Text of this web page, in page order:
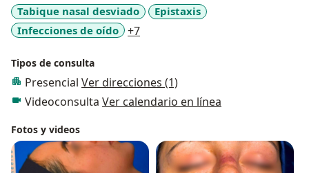
Tabique nasal desviado
Epistaxis
Infecciones de oído
+7a11y_sr_more_diseases
Tipos de consulta
Presencial Ver direcciones (1)
Videoconsulta Ver calendario en línea
Fotos y videos